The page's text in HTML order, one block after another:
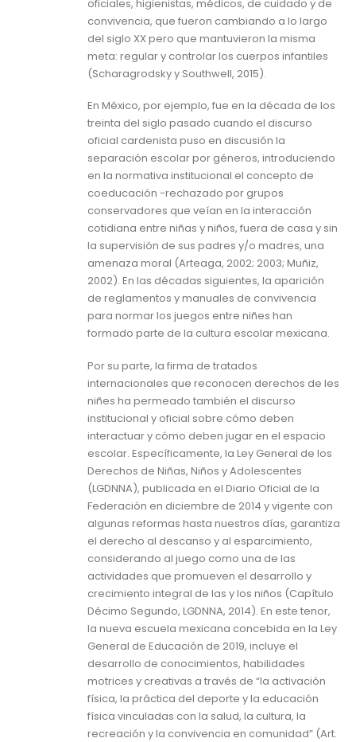
oficiales, higienistas, médicos, de cuidado y de
convivencia, que fueron cambiando a lo largo
del siglo XX pero que mantuvieron la misma
meta: regular y controlar los cuerpos infantiles
(Scharagrodsky y Southwell, 2015).
En México, por ejemplo, fue en la década de los
treinta del siglo pasado cuando el discurso
oficial cardenista puso en discusión la
separación escolar por géneros, introduciendo
en la normativa institucional el concepto de
coeducación -rechazado por grupos
conservadores que veían en la interacción
cotidiana entre niñas y niños, fuera de casa y sin
la supervisión de sus padres y/o madres, una
amenaza moral (Arteaga, 2002; 2003; Muñiz,
2002). En las décadas siguientes, la aparición
de reglamentos y manuales de convivencia
para normar los juegos entre niñes han
formado parte de la cultura escolar mexicana.
Por su parte, la firma de tratados
internacionales que reconocen derechos de les
niñes ha permeado también el discurso
institucional y oficial sobre cómo deben
interactuar y cómo deben jugar en el espacio
escolar. Específicamente, la Ley General de los
Derechos de Niñas, Niños y Adolescentes
(LGDNNA), publicada en el Diario Oficial de la
Federación en diciembre de 2014 y vigente con
algunas reformas hasta nuestros días, garantiza
el derecho al descanso y al esparcimiento,
considerando al juego como una de las
actividades que promueven el desarrollo y
crecimiento integral de las y los niños (Capítulo
Décimo Segundo, LGDNNA, 2014). En este tenor,
la nueva escuela mexicana concebida en la Ley
General de Educación de 2019, incluye el
desarrollo de conocimientos, habilidades
motrices y creativas a través de “la activación
física, la práctica del deporte y la educación
física vinculadas con la salud, la cultura, la
recreación y la convivencia en comunidad” (Art.